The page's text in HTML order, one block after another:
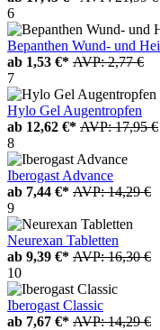
6
Bepanthen Wund- und
ab 1,53 €* AVP: 2,77 €
7
Hylo Gel Augentropfen
ab 12,62 €* AVP: 17,95 €
8
Iberogast Advance
ab 7,44 €* AVP: 14,29 €
9
Neurexan Tabletten
ab 9,39 €* AVP: 16,30 €
10
Iberogast Classic
ab 7,67 €* AVP: 14,29 €